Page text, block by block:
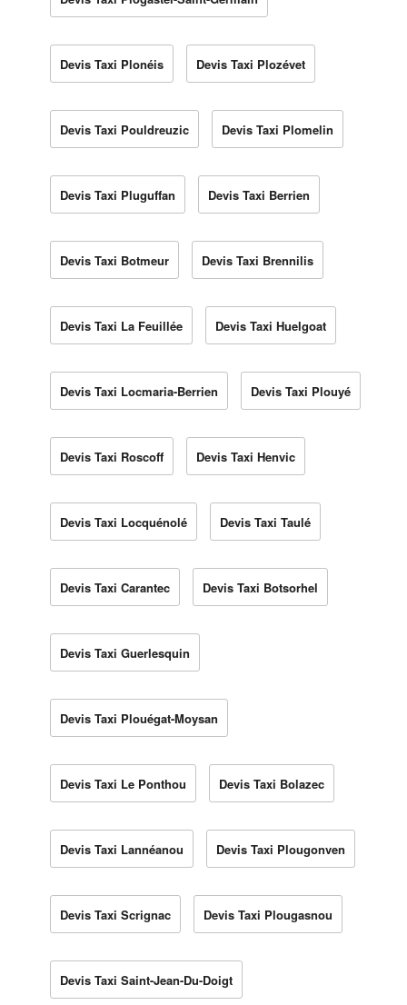
Devis Taxi Plonéis Devis Taxi Plozévet
Devis Taxi Pouldreuzic Devis Taxi Plomelin
Devis Taxi Pluguffan Devis Taxi Berrien
Devis Taxi Botmeur Devis Taxi Brennilis
Devis Taxi La Feuillée Devis Taxi Huelgoat
Devis Taxi Locmaria-Berrien Devis Taxi Plouyé
Devis Taxi Roscoff Devis Taxi Henvic
Devis Taxi Locquénolé Devis Taxi Taulé
Devis Taxi Carantec Devis Taxi Botsorhel
Devis Taxi Guerlesquin
Devis Taxi Plouégat-Moysan
Devis Taxi Le Ponthou Devis Taxi Bolazec
Devis Taxi Lannéanou Devis Taxi Plougonven
Devis Taxi Scrignac Devis Taxi Plougasnou
Devis Taxi Saint-Jean-Du-Doigt